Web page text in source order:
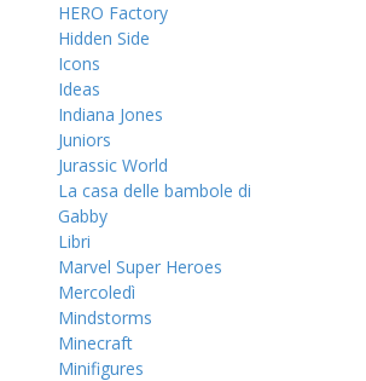
HERO Factory
Hidden Side
Icons
Ideas
Indiana Jones
Juniors
Jurassic World
La casa delle bambole di
Gabby
Libri
Marvel Super Heroes
Mercoledì
Mindstorms
Minecraft
Minifigures